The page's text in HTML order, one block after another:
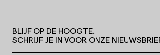
BLIJF OP DE HOOGTE.
SCHRIJF JE IN VOOR ONZE